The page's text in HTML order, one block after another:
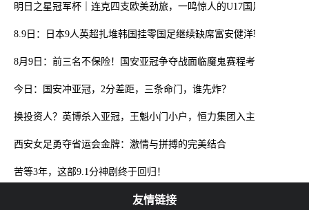
明日之星冠军杯｜连克四支欧美劲旅，一鸣惊人的U17国足在上海收
8.9日：日本9人英超扎堆韩国挂零国足继续缺席富安健洋转投水晶宫
8月9日：前三名不保险！国安亚冠争夺战面临魔鬼赛程考验
今日：国安冲亚冠，2分差距，三条命门，谁先炸？
换投资人？英博杀入亚冠，王魁小门小户，恒力集团入主英博？
西安女足勇夺省运会金牌：激情与拼搏的完美结合
苦等3年，这部9.1分神剧终于回归！
友情链接